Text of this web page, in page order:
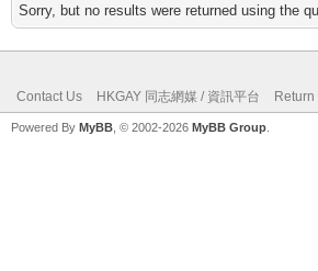
Sorry, but no results were returned using the
Contact Us HKGAY 同志網媒 / 資訊平台 Return
Powered By MyBB , © 2002-2026 MyBB Group